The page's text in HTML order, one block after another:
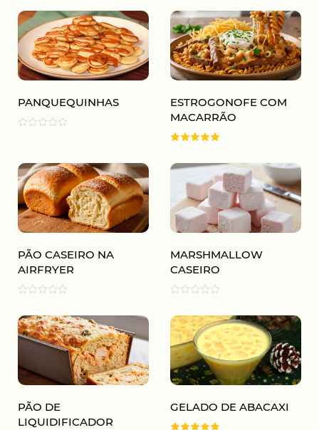
PANQUEQUINHAS
ESTROGONOFE COM
MACARRÃO
PÃO CASEIRO NA
AIRFRYER
MARSHMALLOW
CASEIRO
PÃO DE
LIQUIDIFICADOR
GELADO DE ABACAXI